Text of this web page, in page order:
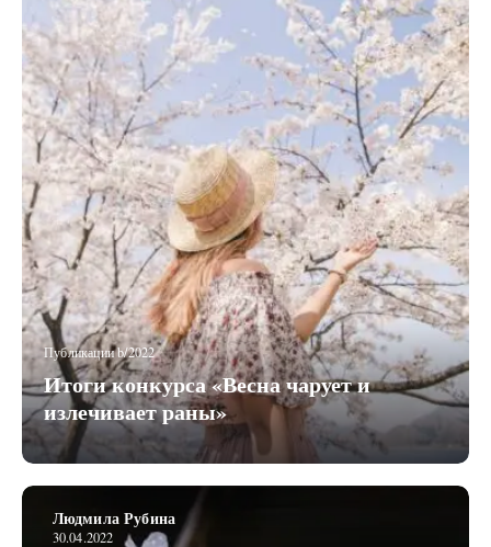
Публикации b/2022
Итоги конкурса «Весна чарует и
излечивает раны»
Людмила Рубина
30.04.2022